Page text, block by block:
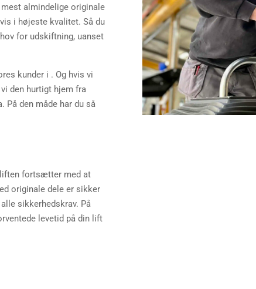
almindelige originale
i højeste kvalitet. Så du
for udskiftning, uanset
kunder i . Og hvis vi
den hurtigt hjem fra
På den måde har du så
fortsætter med at
originale dele er sikker
sikkerhedskrav. På
levetid på din lift